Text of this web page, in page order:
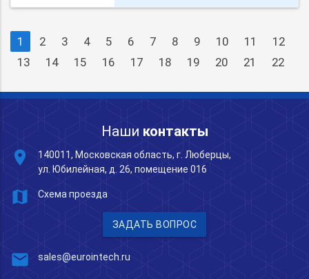
1 2 3 4 5 6 7 8 9 10 11
12
13
14 15 16 17 18 19 20 21 22
Наши контакты
place
140011, Московская область, г. Люберцы,
ул. Юбилейная, д. 26, помещение 016
map Схема проезда
ЗАДАТЬ ВОПРОС
mail sales@eurointech.ru